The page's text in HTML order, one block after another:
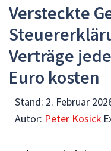
Versteckte
Verträge
Euro kosten
Stand: 2. Februar
Autor: Peter Kosick